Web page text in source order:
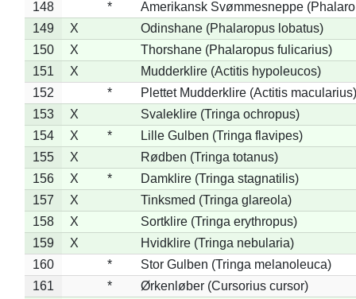
148
*
Amerikansk Svømmesneppe
149
X
Odinshane (Phalaropus lobatus)
150
X
Thorshane (Phalaropus fulicarius)
151
X
Mudderklire (Actitis hypoleucos)
152
*
Plettet Mudderklire (Actitis macularius)
153
X
Svaleklire (Tringa ochropus)
154
X *
Lille Gulben (Tringa flavipes)
155
X
Rødben (Tringa totanus)
156
X *
Damklire (Tringa stagnatilis)
157
X
Tinksmed (Tringa glareola)
158
X
Sortklire (Tringa erythropus)
159
X
Hvidklire (Tringa nebularia)
160
*
Stor Gulben (Tringa melanoleuca)
161
*
Ørkenløber (Cursorius cursor)